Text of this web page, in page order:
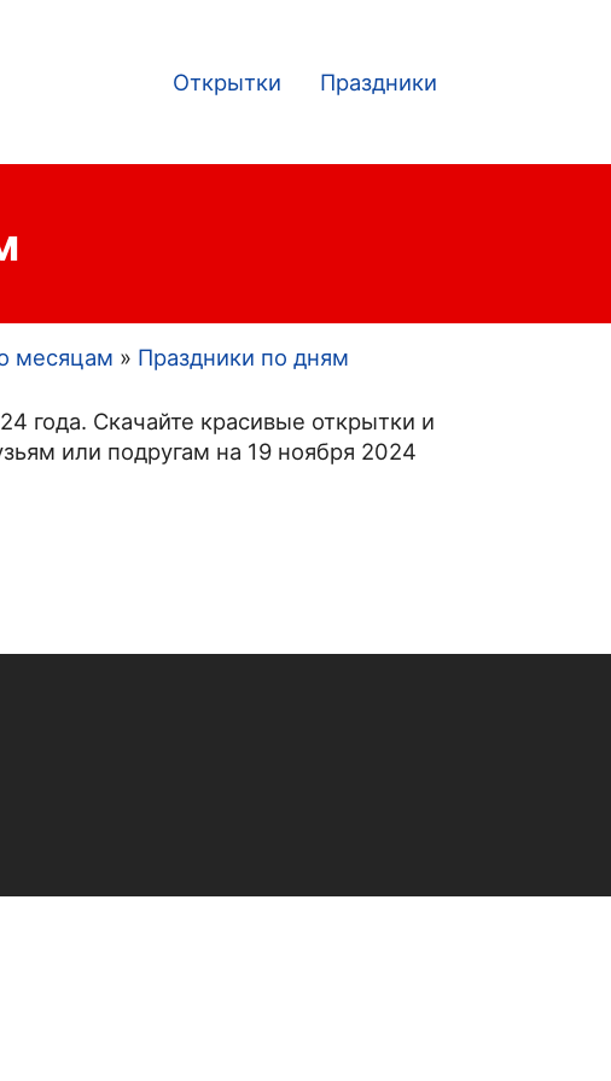
navigation
Открытки Праздники
месяцам Праздники по дням
года. Скачайте красивые открытки и
или подругам на 19 ноября 2024